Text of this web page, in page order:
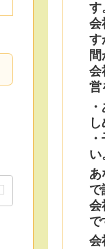
す
会
す
間
会
営
い
あ
で
会
で
会